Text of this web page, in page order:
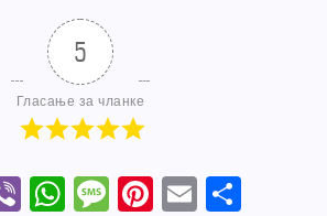
5
Гласање за чланке
Vi W M Pi E